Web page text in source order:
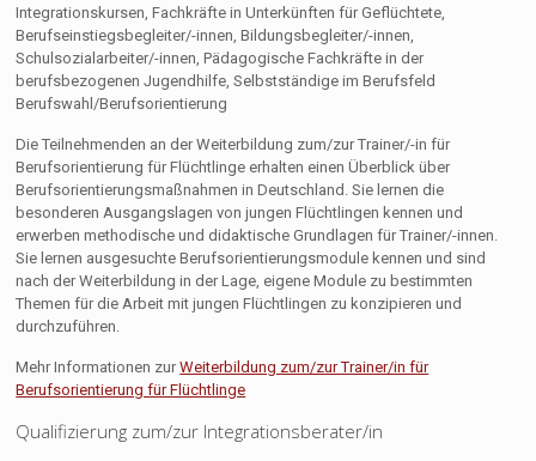
Integrationskursen, Fachkräfte in Unterkünften für Geflüchtete,
Berufseinstiegsbegleiter/-innen, Bildungsbegleiter/-innen,
Schulsozialarbeiter/-innen, Pädagogische Fachkräfte in der
berufsbezogenen Jugendhilfe, Selbstständige im Berufsfeld
Berufswahl/Berufsorientierung
Die Teilnehmenden an der Weiterbildung zum/zur Trainer/-in für
Berufsorientierung für Flüchtlinge erhalten einen Überblick über
Berufsorientierungsmaßnahmen in Deutschland. Sie lernen die
besonderen Ausgangslagen von jungen Flüchtlingen kennen und
erwerben methodische und didaktische Grundlagen für Trainer/-innen.
Sie lernen ausgesuchte Berufsorientierungsmodule kennen und sind
nach der Weiterbildung in der Lage, eigene Module zu bestimmten
Themen für die Arbeit mit jungen Flüchtlingen zu konzipieren und
durchzuführen.
Mehr Informationen zurWeiterbildung zum/zur Trainer/in für
Berufsorientierung für Flüchtlinge
Qualifizierung zum/zur Integrationsberater/in